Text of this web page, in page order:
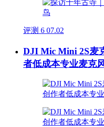
评测 6 07.02
DJI Mic Mini 2S麦
者低成本专业麦克